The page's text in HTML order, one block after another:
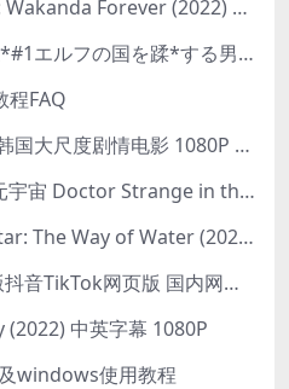
黑豹2 Black Panther: Wakanda Forever (2022) 高清版
OVA巨*エルフ母娘催*#1エルフの国を蹂*する男。汚された女王と姫
程FAQ
B级文件 B컷 (2022) 韩国大尺度剧情电影 1080P 中字
奇异博士2：疯狂多元宇宙 Doctor Strange in the Multiverse of Madness (2022) 高清版1080p
阿凡达：水之道 Avatar: The Way of Water (2022) 1080p 2k 4k 中文字幕
ProxiTok 开源国际版抖音TikTok网页版 国内网络直连
中英字幕 1080P
windows使用教程